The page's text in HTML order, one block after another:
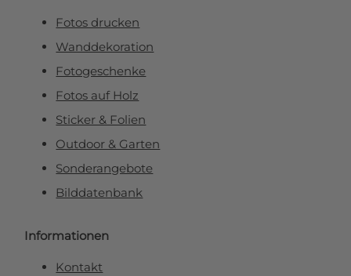
Fotos drucken
Wanddekoration
Fotogeschenke
Fotos auf Holz
Sticker & Folien
Outdoor & Garten
Sonderangebote
Bilddatenbank
Informationen
Kontakt